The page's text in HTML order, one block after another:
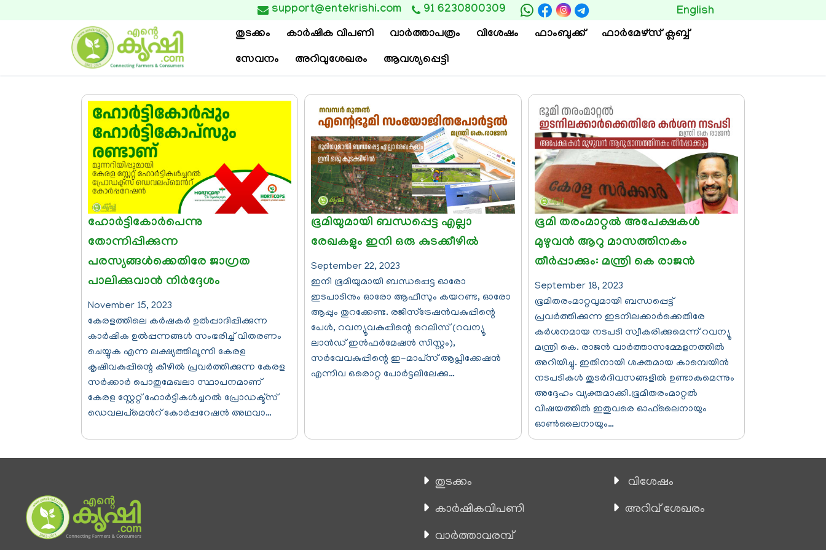
 support@entekrishi.com 91 6230800309
തുടക്കം കാര്‍ഷിക വിപണി വാ‍ർത്താപത്രം വിശേഷം ഫാംബുക്ക്
ഫാര്‍മേഴ്സ് ക്ലബ്ബ്
സേവനം
അറിവുശേഖരം ആവശ്യപ്പെട്ടി
English
ഹോര്‍ട്ടികോർപെന്നു
തോന്നിപ്പിക്കുന്ന
പരസ്യങ്ങള്‍ക്കെതിരേ ജാഗ്രത
പാലിക്കുവാന്‍ നിര്‍ദ്ദേശം
November 15, 2023
കേരളത്തിലെ കര്‍ഷകര്‍ ഉല്‍പ്പാദിപ്പിക്കുന്ന
കാര്‍ഷിക ഉല്‍പ്പന്നങ്ങള്‍ സംഭരിച്ച് വിതരണം
ചെയ്യുക എന്ന ലക്ഷ്യത്തിലൂന്നി കേരള
കൃഷിവകുപ്പിന്റെ കീഴില്‍ പ്രവര്‍ത്തിക്കുന്ന കേരള
സര്‍ക്കാര്‍ പൊതുമേഖലാ സ്ഥാപനമാണ്
കേരള സ്റ്റേറ്റ് ഹോര്‍ട്ടികള്‍ച്ചറല്‍ പ്രോഡക്ട്സ്
ഡെവലപ്മെന്‍റ് കോര്‍പ്പറേഷന്‍ അഥവാ…
ഭൂമിയുമായി ബന്ധപ്പെട്ട എല്ലാ
രേഖകളും ഇനി ഒരു കുടക്കീഴിൽ
September 22, 2023
ഇനി ഭൂമിയുമായി ബന്ധപ്പെട്ട ഓരോ
ഇടപാടിനും ഓരോ ആഫീസും കയറണ്ട, ഓരോ
ആപ്പും തുറക്കേണ്ട. രജിസ്‌ട്രേഷൻവകുപ്പിന്റെ
പേൾ, റവന്യൂവകുപ്പിന്റെ റെലിസ് (റവന്യൂ
ലാൻഡ് ഇൻഫർമേഷൻ സിസ്റ്റം),
സർവേവകുപ്പിന്റെ ഇ-മാപ്‌സ് ആപ്ലിക്കേഷൻ
എന്നിവ ഒരൊറ്റ പോർട്ടലിലേക്കു…
ഭൂമി തരംമാറ്റല്‍ അപേക്ഷകള്‍
മുഴുവന്‍ ആറു മാസത്തിനകം
തീര്‍പ്പാക്കും: മന്ത്രി കെ രാജന്‍
September 18, 2023
ഭൂമിതരംമാറ്റവുമായി ബന്ധപ്പെട്ട്
പ്രവര്‍ത്തിക്കുന്ന ഇടനിലക്കാര്‍ക്കെതിരേ
കര്‍ശനമായ നടപടി സ്വീകരിക്കുമെന്ന് റവന്യൂ
മന്ത്രി കെ. രാജന്‍ വാര്‍ത്താസമ്മേളനത്തില്‍
അറിയിച്ചു. ഇതിനായി ശക്തമായ കാമ്പെയിന്‍
നടപടികള്‍ തുടര്‍ദിവസങ്ങളില്‍ ഉണ്ടാകുമെന്നും
അദ്ദേഹം വ്യക്തമാക്കി.ഭൂമിതരംമാറ്റല്‍
വിഷയത്തില്‍ ഇതുവരെ ഓഫ്‌ലൈനായും
ഓണ്‍ലൈനായും…
തുടക്കം
കാ‍ർഷികവിപണി
വാര്‍ത്താവരമ്പ്
വിശേഷം
അറിവ് ശേഖരം